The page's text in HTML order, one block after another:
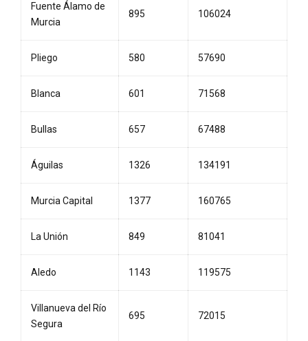
Fuente Álamo de
Murcia
895 106024
Pliego 580 57690
Blanca 601 71568
Bullas 657 67488
Águilas 1326 134191
Murcia Capital 1377 160765
La Unión 849 81041
Aledo 1143 119575
Villanueva del Río
Segura
695 72015